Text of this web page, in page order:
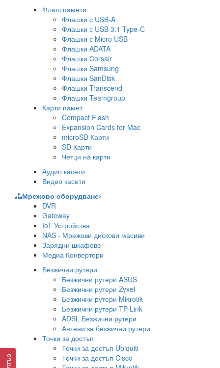
Флаш памети
Флашки с USB-A
Флашки с USB 3.1 Type-C
Флашки с Micro USB
Флашки ADATA
Флашки Corsair
Флашки Samsung
Флашки SanDisk
Флашки Transcend
Флашки Teamgroup
Карти памет
Compact Flash
Expansion Cards for Mac
microSD Карти
SD Карти
Четци на карти
Аудио касети
Видео касети
Мрежово оборудване
DVR
Gateway
IoT Устройства
NAS - Мрежови дискови масиви
Зарядни шкафове
Медиа Конвертори
Безжични рутери
Безжични рутери ASUS
Безжични рутери Zyxel
Безжични рутери Mikrotik
Безжични рутери TP-Link
ADSL Безжични рутери
Антени за безжични рутери
Точки за достъп
Точки за достъп Ubiquiti
Точки за достъп Cisco